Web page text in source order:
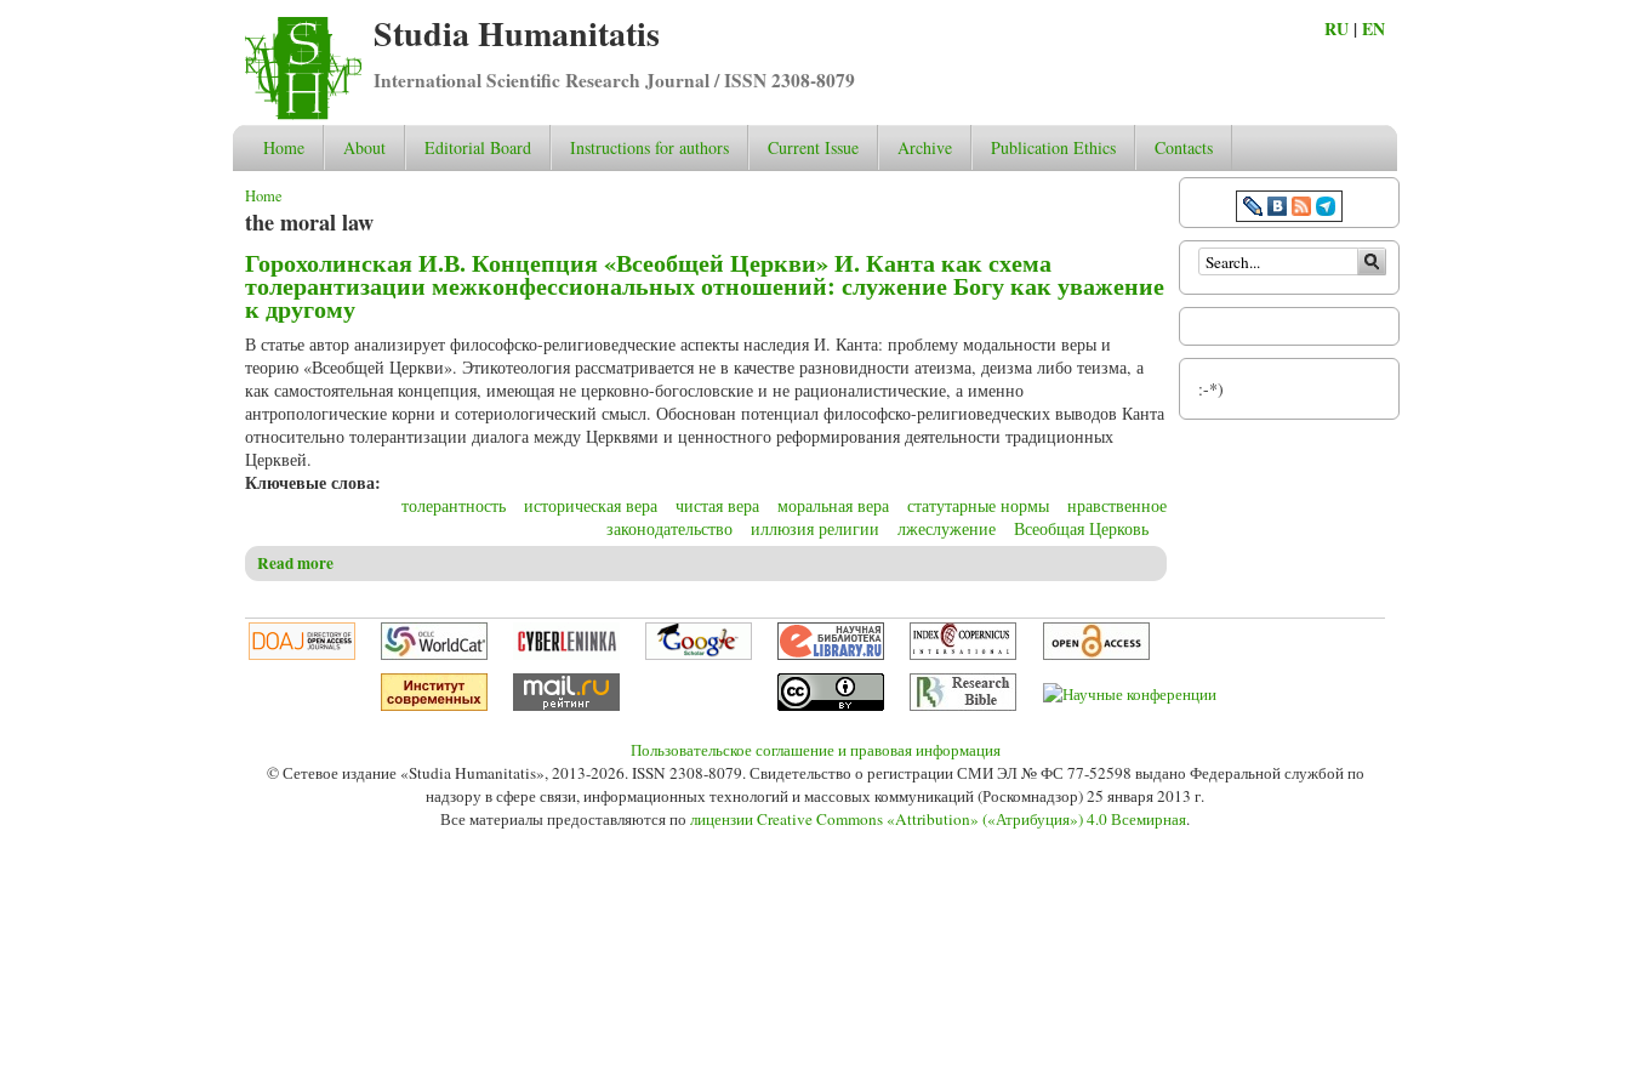
Studia Humanitatis
International Scientific Research Journal / ISSN 2308-8079
RU |EN
Home About Editorial Board Instructions for authors Current Issue Archive Publication Ethics Contacts
You are here
Home
the moral law
Горохолинская И.В. Концепция «Всеобщей Церкви» И. Канта как схема
толерантизации межконфессиональных отношений: служение Богу как уважение
к другому
В статье автор анализирует философско-религиоведческие аспекты наследия И. Канта: проблему модальности веры и
теорию «Всеобщей Церкви». Этикотеология рассматривается не в качестве разновидности атеизма, деизма либо теизма, а
как самостоятельная концепция, имеющая не церковно-богословские и не рационалистические, а именно
антропологические корни и сотериологический смысл. Обоснован потенциал философско-религиоведческих выводов Канта
относительно толерантизации диалога между Церквями и ценностного реформирования деятельности традиционных
Церквей.
Ключевые слова:
толерантность историческая вера чистая вера моральная вера статутарные нормы
нравственное
законодательство
иллюзия религии лжеслужение Всеобщая Церковь
Read more
Search form
:-*)
Пользовательское соглашение и правовая информация
© Сетевое издание «Studia Humanitatis», 2013-2026. ISSN 2308-8079. Свидетельство о регистрации СМИ ЭЛ № ФС 77-52598 выдано Федеральной службой по
надзору в сфере связи, информационных технологий и массовых коммуникаций (Роскомнадзор) 25 января 2013 г.
Все материалы предоставляются по лицензии Creative Commons «Attribution» («Атрибуция») 4.0 Всемирная.